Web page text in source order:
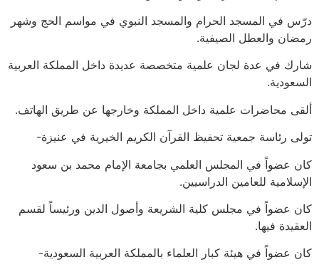
درّس في المسجد الحرام والمسجد النبوي في مواسم الحج وشهر
رمضان والعطل الصيفية.
شارك في عدة لجان علمية متخصصة عديدة داخل المملكة العربية
السعودية.
ألقى محاضرات علمية داخل المملكة وخارجها عن طريق الهاتف.
تولى رئاسة جمعية تحفيظ القرآن الكريم الخيرية في عنيزة-
كان عضواً في المجلس العلمي بجامعة الإمام محمد بن سعود
الإسلامية للعامين الدراسيين.
كان عضواً في مجلس كلية الشريعة وأصول الدين ورئيساً لقسم
العقيدة فيها.
كان عضواً في هيئة كبار العلماء بالمملكة العربية السعودية-